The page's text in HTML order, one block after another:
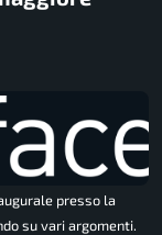
presso la
su vari argomenti.